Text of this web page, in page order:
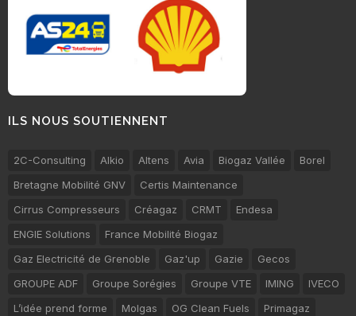
ILS NOUS SOUTIENNENT
2C-Consulting Alkio Altens Avia Biogaz Vallée
Borel
Bretagne Mobilité GNV
Certis Maintenance
Cirrus Compresseurs
Créagaz CRMT
Endesa
ENGIE Solutions
France Mobilité Biogaz
Gaz Electricité de Grenoble
Gaz'up Gazie
Gecos
GROUPE ADF
Groupe Sorégies Groupe VTE IMING
IVECO
L’idée prend forme
Molgas OG Clean Fuels
Primagaz